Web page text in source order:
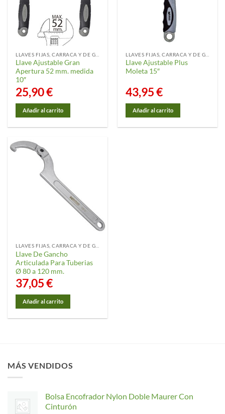
página
de
Llave Ajustable Gran
Apertura 52 mm. medida
10″
25,90€
Añadir al carrito
Llave Ajustable Plus
Moleta 15″
43,95€
Añadir al carrito
Llave De Gancho
Articulada Para Tuberias
Ø 80 a 120 mm.
37,05€
Añadir al carrito
MÁS VENDIDOS
Bolsa Encofrador Nylon Doble Maurer Con
Cinturón